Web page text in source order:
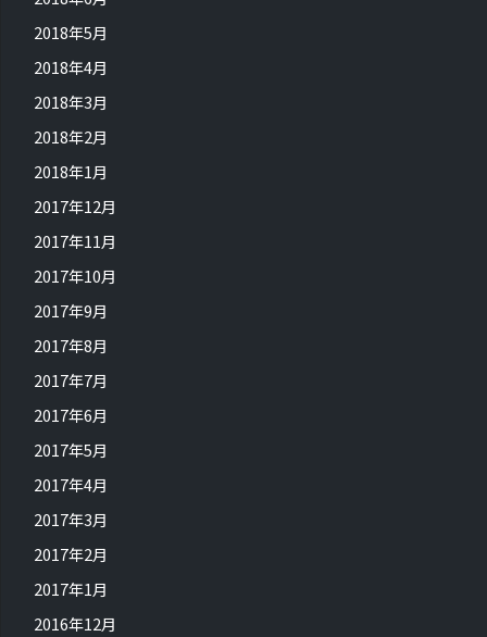
2018年5月
2018年4月
2018年3月
2018年2月
2018年1月
2017年12月
2017年11月
2017年10月
2017年9月
2017年8月
2017年7月
2017年6月
2017年5月
2017年4月
2017年3月
2017年2月
2017年1月
2016年12月